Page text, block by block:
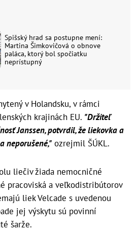
Spišský hrad sa postupne mení:
Martina Šimkovičová o obnove
paláca, ktorý bol spočiatku
neprístupný
v Holandsku, v rámci
krajinách EU. "Držiteľ
Janssen, potvrdil, že liekovka a
neporušené," ozrejmil ŠÚKL.
liečiv žiada nemocničné
pracoviská a veľkodistribútorov
liek Velcade s uvedenou
jej výskytu sú povinní
šarže.